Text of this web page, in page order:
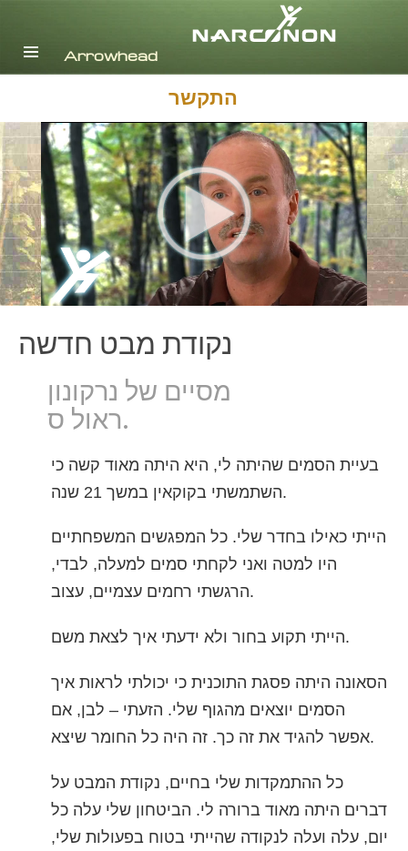
הולנדית
ספרדית, אמריקה הלטינית
צרפתית
עברית
מגיארית
איטלקית
日本語(יפנית)
הולנדית
נורווגית
רוסית
שוודית
繁體中文 (סינית)
נפאלית
קרואטית
טורקית
התקשר
נקודת מבט חדשה
מסיים של נרקונון
ראול ס.
בעיית הסמים שהיתה לי, היא היתה מאוד קשה כי
השתמשתי בקוקאין במשך 21 שנה.
הייתי כאילו בחדר שלי. כל המפגשים המשפחתיים
היו למטה ואני לקחתי סמים למעלה, לבדי,
הרגשתי רחמים עצמיים, עצוב.
הייתי תקוע בחור ולא ידעתי איך לצאת משם.
הסאונה היתה פסגת התוכנית כי יכולתי לראות איך
הסמים יוצאים מהגוף שלי. הזעתי – לבן, אם
אפשר להגיד את זה כך. זה היה כל החומר שיצא.
כל ההתמקדות שלי בחיים, נקודת המבט על
דברים היתה מאוד ברורה לי. הביטחון שלי עלה כל
יום, עלה ועלה לנקודה שהייתי בטוח בפעולות שלי,